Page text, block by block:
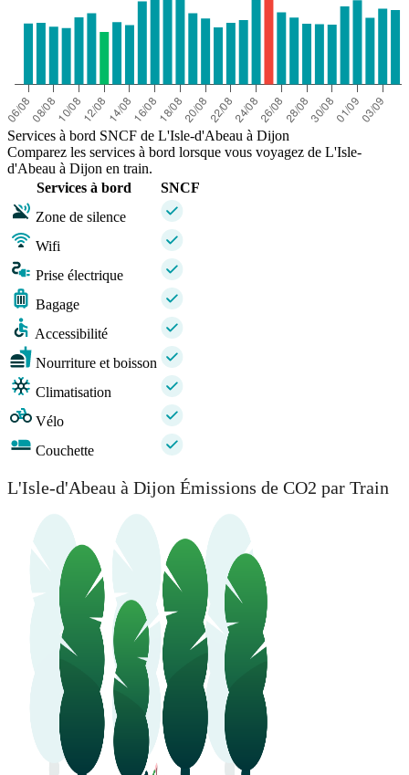
Services à bord SNCF de L'Isle-d'Abeau à Dijon
Comparez les services à bord lorsque vous voyagez de L'Isle-
d'Abeau à Dijon en train.
Services à bord
SNCF
Zone de silence
Wifi
Prise électrique
Bagage
Accessibilité
Nourriture et boisson
Climatisation
Vélo
Couchette
L'Isle-d'Abeau à Dijon Émissions de CO2 par Train